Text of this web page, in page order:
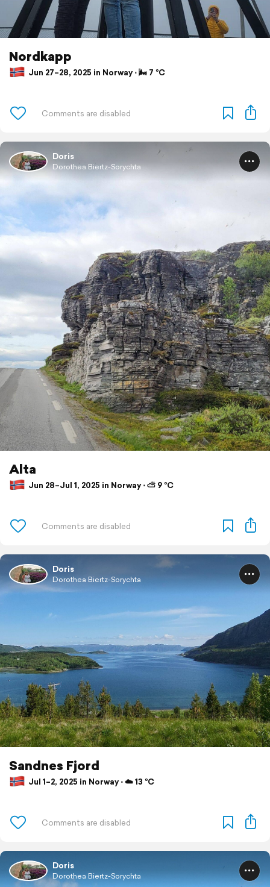
Nordkapp
Jun 27–28, 2025 in Norway ⋅ 🌬 7 °C
Doris
Dorothea Biertz-Sorychta
Alta
Jun 28–Jul 1, 2025 in Norway ⋅ ⛅ 9 °C
Doris
Dorothea Biertz-Sorychta
Sandnes Fjord
Jul 1–2, 2025 in Norway ⋅ ☁️ 13 °C
Doris
Dorothea Biertz-Sorychta